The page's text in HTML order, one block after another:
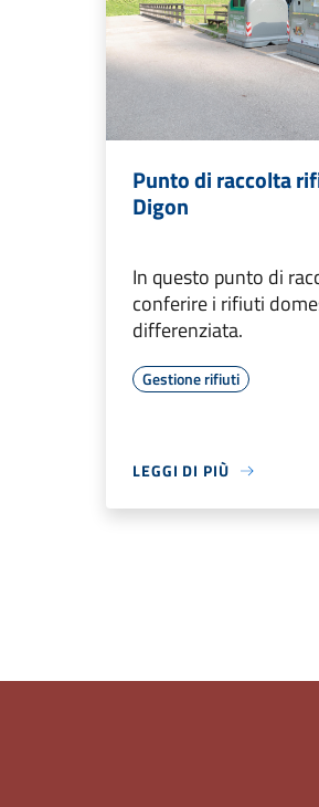
Punto di raccolta
Digon
In questo punto di
conferire i rifiuti
differenziata.
Gestione rifiuti
LEGGI DI PIÙ